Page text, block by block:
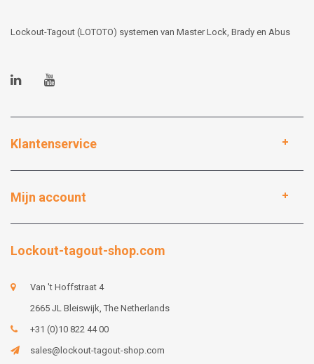
Lockout-Tagout (LOTOTO) systemen van Master Lock, Brady en Abus
Klantenservice
Mijn account
Lockout-tagout-shop.com
Van 't Hoffstraat 4
2665 JL Bleiswijk, The Netherlands
+31 (0)10 822 44 00
sales@lockout-tagout-shop.com